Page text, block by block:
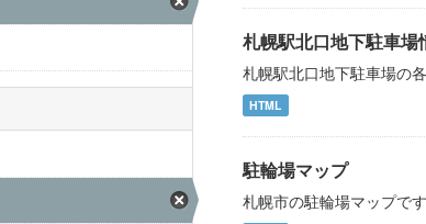
札幌駅北口地下駐車場
札幌駅北口地下駐車場の
HTML
駐輪場マップ
札幌市の駐輪場マップです